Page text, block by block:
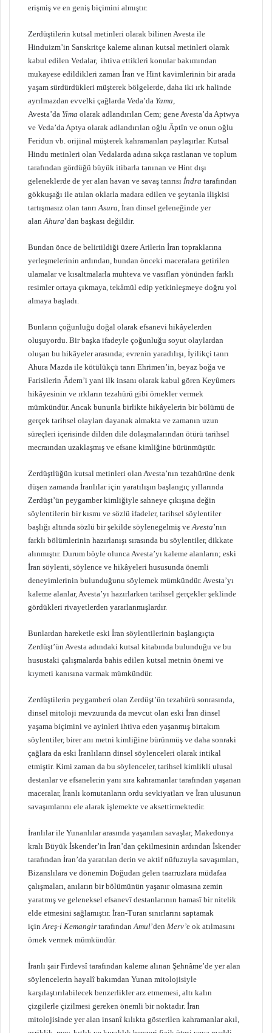
erişmiş ve en geniş biçimini almıştır.
Zerdüştilerin kutsal metinleri olarak bilinen Avesta ile
Hinduizm’in Sanskritçe kaleme alınan kutsal metinleri olarak
kabul edilen Vedalar, ihtiva ettikleri konular bakımından
mukayese edildikleri zaman İran ve Hint kavimlerinin bir arada
yaşam sürdürdükleri müşterek bölgelerde, daha iki ırk halinde
ayrılmazdan evvelki çağlarda Veda’da Yama,
Avesta’da Yima olarak adlandırılan Cem; gene Avesta’da Aptwya
ve Veda’da Aptya olarak adlandırılan oğlu Âptîn ve onun oğlu
Feridun vb. orijinal müşterek kahramanları paylaşırlar. Kutsal
Hindu metinleri olan Vedalarda adına sıkça rastlanan ve toplum
tarafından gördüğü büyük itibarla tanınan ve Hint dışı
geleneklerde de yer alan havan ve savaş tanrısı İndra tarafından
gökkuşağı ile atılan oklarla madara edilen ve şeytanla ilişkisi
tartışmasız olan tanrıAsura, İran dinsel geleneğinde yer
alanAhura’dan başkası değildir.
Bundan önce de belirtildiği üzere Arilerin İran topraklarına
yerleşmelerinin ardından, bundan önceki maceralara getirilen
ulamalar ve kısaltmalarla muhteva ve vasıfları yönünden farklı
resimler ortaya çıkmaya, tekâmül edip yetkinleşmeye doğru yol
almaya başladı.
Bunların çoğunluğu doğal olarak efsanevi hikâyelerden
oluşuyordu. Bir başka ifadeyle çoğunluğu soyut olaylardan
oluşan bu hikâyeler arasında; evrenin yaradılışı, İyilikçi tanrı
Ahura Mazda ile kötülükçü tanrı Ehrimen’in, beyaz boğa ve
Farisilerin Âdem’i yani ilk insanı olarak kabul gören Keyûmers
hikâyesinin ve ırkların tezahürü gibi örnekler vermek
mümkündür. Ancak bununla birlikte hikâyelerin bir bölümü de
gerçek tarihsel olayları dayanak almakta ve zamanın uzun
süreçleri içerisinde dilden dile dolaşmalarından ötürü tarihsel
mecraından uzaklaşmış ve efsane kimliğine bürünmüştür.
Zerdüştlüğün kutsal metinleri olan Avesta’nın tezahürüne denk
düşen zamanda İranlılar için yaratılışın başlangıç yıllarında
Zerdüşt’ün peygamber kimliğiyle sahneye çıkışına değin
söylentilerin bir kısmı ve sözlü ifadeler, tarihsel söylentiler
başlığı altında sözlü bir şekilde söylenegelmiş veAvesta’nın
farklı bölümlerinin hazırlanışı sırasında bu söylentiler, dikkate
alınmıştır. Durum böyle olunca Avesta’yı kaleme alanların; eski
İran söylenti, söylence ve hikâyeleri hususunda önemli
deneyimlerinin bulunduğunu söylemek mümkündür. Avesta’yı
kaleme alanlar, Avesta’yı hazırlarken tarihsel gerçekler şeklinde
gördükleri rivayetlerden yararlanmışlardır.
Bunlardan hareketle eski İran söylentilerinin başlangıçta
Zerdüşt’ün Avesta adındaki kutsal kitabında bulunduğu ve bu
husustaki çalışmalarda bahis edilen kutsal metnin önemi ve
kıymeti kanısına varmak mümkündür.
Zerdüştilerin peygamberi olan Zerdüşt’ün tezahürü sonrasında,
dinsel mitoloji mevzuunda da mevcut olan eski İran dinsel
yaşama biçimini ve ayinleri ihtiva eden yaşanmış birtakım
söylentiler, birer anı metni kimliğine bürünmüş ve daha sonraki
çağlara da eski İranlıların dinsel söylenceleri olarak intikal
etmiştir. Kimi zaman da bu söylenceler, tarihsel kimlikli ulusal
destanlar ve efsanelerin yanı sıra kahramanlar tarafından yaşanan
maceralar, İranlı komutanların ordu sevkiyatları ve İran ulusunun
savaşımlarını ele alarak işlemekte ve aksettirmektedir.
İranlılar ile Yunanlılar arasında yaşanılan savaşlar, Makedonya
kralı Büyük İskender’in İran’dan çekilmesinin ardından İskender
tarafından İran’da yaratılan derin ve aktif nüfuzuyla savaşımları,
Bizanslılara ve dönemin Doğudan gelen taarruzlara müdafaa
çalışmaları, anıların bir bölümünün yaşanır olmasına zemin
yaratmış ve geleneksel efsanevî destanlarının hamasî bir nitelik
elde etmesini sağlamıştır. İran-Turan sınırlarını saptamak
içinAreş-i Kemangir tarafındanAmul’den Merv’e ok atılmasını
örnek vermek mümkündür.
İranlı şair Firdevsî tarafından kaleme alınan Şehnâme’de yer alan
söylencelerin hayalî bakımdan Yunan mitolojisiyle
karşılaştırılabilecek benzerlikler arz etmemesi, altı kalın
çizgilerle çizilmesi gereken önemli bir noktadır. İran
mitolojisinde yer alan insanî kılıkta gösterilen kahramanlar akıl,